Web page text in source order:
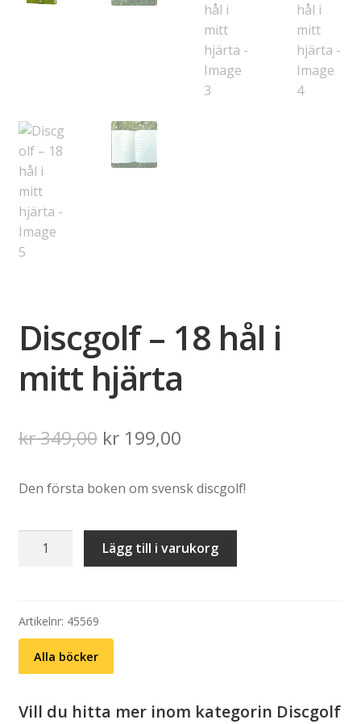
Discgolf – 18 hål i
mitt hjärta
kr349,00 Det
priset
var:
kr 349,00.
kr199,00Det
priset
är:
kr 199,00.
Den första boken om svensk discgolf!
Discgolf
i
mitt
hjärta
Lägg till i varukorg
Artikelnr: 45569
Alla böcker
Vill du hitta mer inom kategorin Discgolf